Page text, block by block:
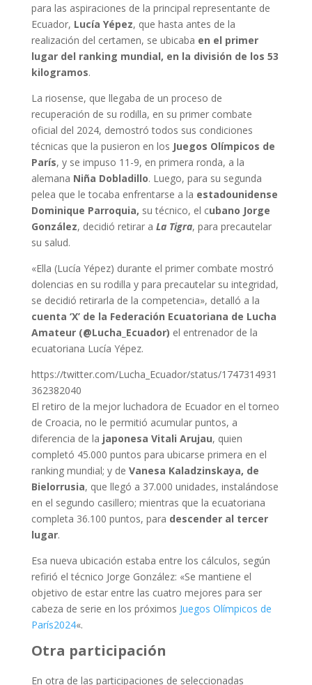
para las aspiraciones de la principal representante de
Ecuador, Lucía Yépez, que hasta antes de la
realización del certamen, se ubicaba en el primer
lugar del ranking mundial, en la división de los 53
kilogramos.
La riosense, que llegaba de un proceso de
recuperación de su rodilla, en su primer combate
oficial del 2024, demostró todos sus condiciones
técnicas que la pusieron en los Juegos Olímpicos de
París, y se impuso 11-9, en primera ronda, a la
alemana Niña Dobladillo. Luego, para su segunda
pelea que le tocaba enfrentarse a la estadounidense
Dominique Parroquia, su técnico, el cubano Jorge
González, decidió retirar a La Tigra, para precautelar
su salud.
«Ella (Lucía Yépez) durante el primer combate mostró
dolencias en su rodilla y para precautelar su integridad,
se decidió retirarla de la competencia», detalló a la
cuenta ‘X’ de la Federación Ecuatoriana de Lucha
Amateur (@Lucha_Ecuador) el entrenador de la
ecuatoriana Lucía Yépez.
https://twitter.com/Lucha_Ecuador/status/1747314931
362382040
El retiro de la mejor luchadora de Ecuador en el torneo
de Croacia, no le permitió acumular puntos, a
diferencia de la japonesa Vitali Arujau, quien
completó 45.000 puntos para ubicarse primera en el
ranking mundial; y de Vanesa Kaladzinskaya, de
Bielorrusia, que llegó a 37.000 unidades, instalándose
en el segundo casillero; mientras que la ecuatoriana
completa 36.100 puntos, para descender al tercer
lugar.
Esa nueva ubicación estaba entre los cálculos, según
refirió el técnico Jorge González: «Se mantiene el
objetivo de estar entre las cuatro mejores para ser
cabeza de serie en los próximos Juegos Olímpicos de
París2024«.
Otra participación
En otra de las participaciones de seleccionadas